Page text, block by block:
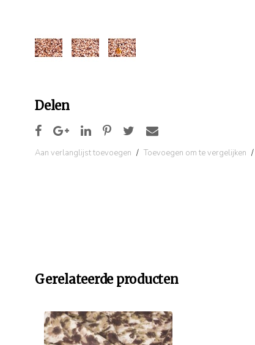
Delen
Aan verlanglijst toevoegen / Toevoegen om te vergelijken /
Gerelateerde producten